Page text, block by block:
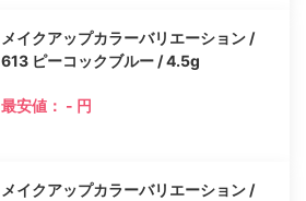
メイクアップカラーバリエーション /
613 ピーコックブルー / 4.5g
最安値： - 円
メイクアップカラーバリエーション /